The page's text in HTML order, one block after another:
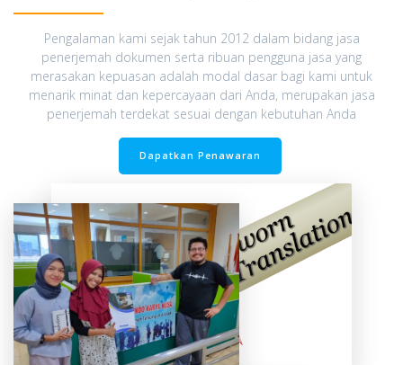
Pengalaman kami sejak tahun 2012 dalam bidang jasa
penerjemah dokumen serta ribuan pengguna jasa yang
merasakan kepuasan adalah modal dasar bagi kami untuk
menarik minat dan kepercayaan dari Anda, merupakan jasa
penerjemah terdekat sesuai dengan kebutuhan Anda
Dapatkan Penawaran